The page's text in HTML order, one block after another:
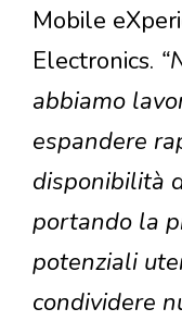
Mobile
Electronics.
abbiamo
espandere
disponibilità
portando la
potenziali
condividere